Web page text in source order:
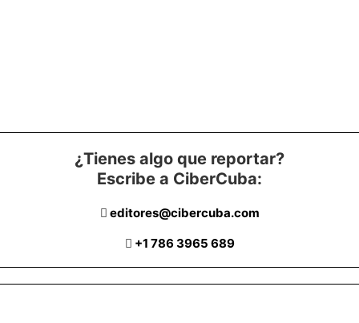
¿Tienes algo que reportar?
Escribe a CiberCuba:
editores@cibercuba.com
+1 786 3965 689